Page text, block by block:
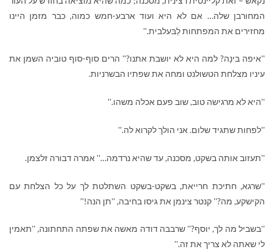
המחורבן שלה… אם לא היא ועוד ארבע-חמש כמוה, כבר מזמן היינו
מחזירים את המפתחות לַבּעלבית.''
''איפה בּינָה? למה היא לא יושבת אתנו?'' הרים סוף-סוף טוביה השמן את
עיניו מצלחת הטשולנט ומחה את שפתיו הבשרניות.
''היא לא מרגישה טוב, שוב פעם אכלה משהו.''
''לפחות שתגיד שלום. אני הולך לקרוא לה.''
''תעזוב אותה בשקט, מסכנה, עד שהיא נרדמה…'' אמרה דבורה זלצמן.
''שרגא, חתיכת חרייאת, בשקט-בשקט השתלטת לך על כל הצלחת עם
הקישקע, מה?'' קנטר צינמן את גיסו בחיבה, ''תן הנה!''
''בשביל מה לך, יוסף?'' שרבבה דודה מאשה את שפתה התחתונה, ''תאמין
לי שאתה לא צריך את זה.''